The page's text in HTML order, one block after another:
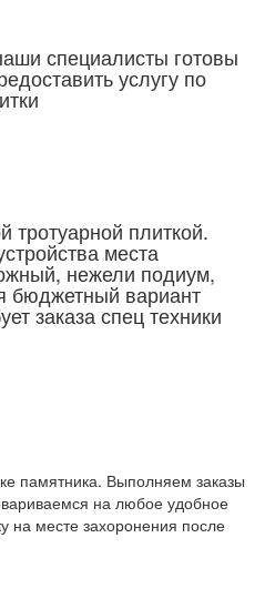
специалисты готовы
услугу по
тротуарной плиткой.
места
нежели подиум,
бюджетный вариант
заказа спец техники
памятника. Выполняем заказы
на любое удобное
на месте захоронения после